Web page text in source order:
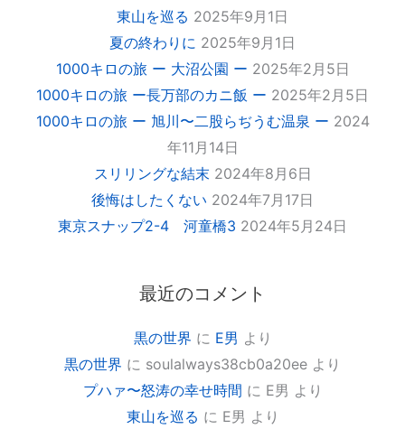
東山を巡る 2025年9月1日
夏の終わりに 2025年9月1日
1000キロの旅 ー 大沼公園 ー 2025年2月5日
1000キロの旅 ー長万部のカニ飯 ー 2025年2月5日
1000キロの旅 ー 旭川〜二股らぢうむ温泉 ー 2024
年11月14日
スリリングな結末 2024年8月6日
後悔はしたくない 2024年7月17日
東京スナップ2-4 河童橋3 2024年5月24日
最近のコメント
黒の世界 に E男 より
黒の世界 に soulalways38cb0a20ee より
プハァ〜怒涛の幸せ時間 に E男 より
東山を巡る に E男 より